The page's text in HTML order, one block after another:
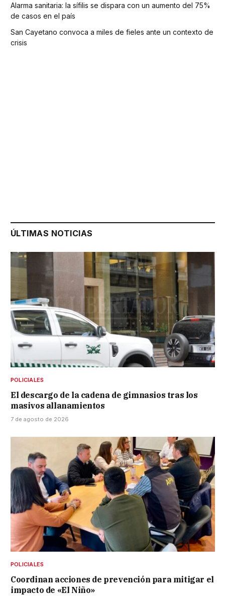
Alarma sanitaria: la sífilis se dispara con un aumento del 75%
de casos en el país
San Cayetano convoca a miles de fieles ante un contexto de
crisis
ÚLTIMAS NOTICIAS
POLICIALES
El descargo de la cadena de gimnasios tras los
masivos allanamientos
7 de agosto de 2026
POLICIALES
Coordinan acciones de prevención para mitigar el
impacto de «El Niño»